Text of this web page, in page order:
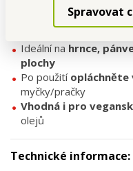
Spravovat
Ideální na hrnce,
plochy
Po použití opláchněte
myčky/pračky
Vhodná i pro
olejů
Technické informace: